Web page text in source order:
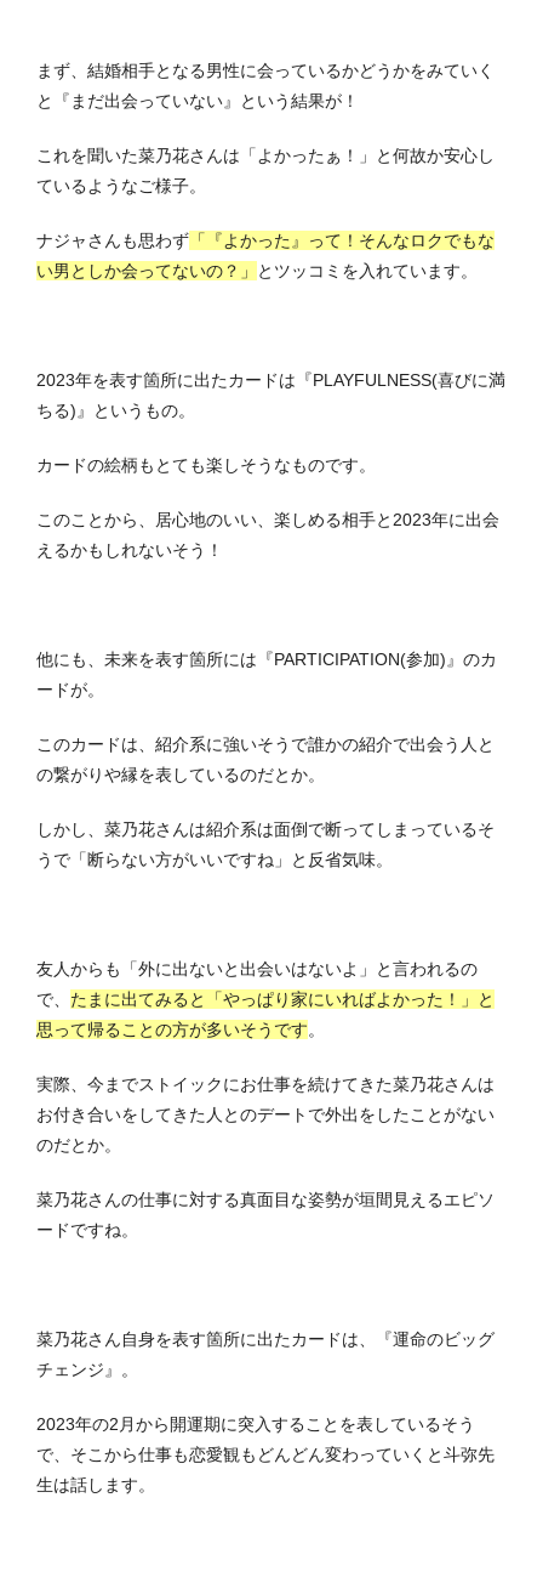
まず、結婚相手となる男性に会っているかどうかをみていく
と『まだ出会っていない』という結果が！
これを聞いた菜乃花さんは「よかったぁ！」と何故か安心し
ているようなご様子。
ナジャさんも思わず 「『よかった』って！そんなロクでもな
い男としか会ってないの？」
とツッコミを入れています。
2023年を表す箇所に出たカードは『PLAYFULNESS(喜びに満
ちる)』というもの。
カードの絵柄もとても楽しそうなものです。
このことから、居心地のいい、楽しめる相手と2023年に出会
えるかもしれないそう！
他にも、未来を表す箇所には『PARTICIPATION(参加)』のカ
ードが。
このカードは、紹介系に強いそうで誰かの紹介で出会う人と
の繋がりや縁を表しているのだとか。
しかし、菜乃花さんは紹介系は面倒で断ってしまっているそ
うで「断らない方がいいですね」と反省気味。
友人からも「外に出ないと出会いはないよ」と言われるの
で、 たまに出てみると「やっぱり家にいればよかった！」と
思って帰ることの方が多いそうです。
実際、今までストイックにお仕事を続けてきた菜乃花さんは
お付き合いをしてきた人とのデートで外出をしたことがない
のだとか。
菜乃花さんの仕事に対する真面目な姿勢が垣間見えるエピソ
ードですね。
菜乃花さん自身を表す箇所に出たカードは、『運命のビッグ
チェンジ』。
2023年の2月から開運期に突入することを表しているそう
で、そこから仕事も恋愛観もどんどん変わっていくと斗弥先
生は話します。